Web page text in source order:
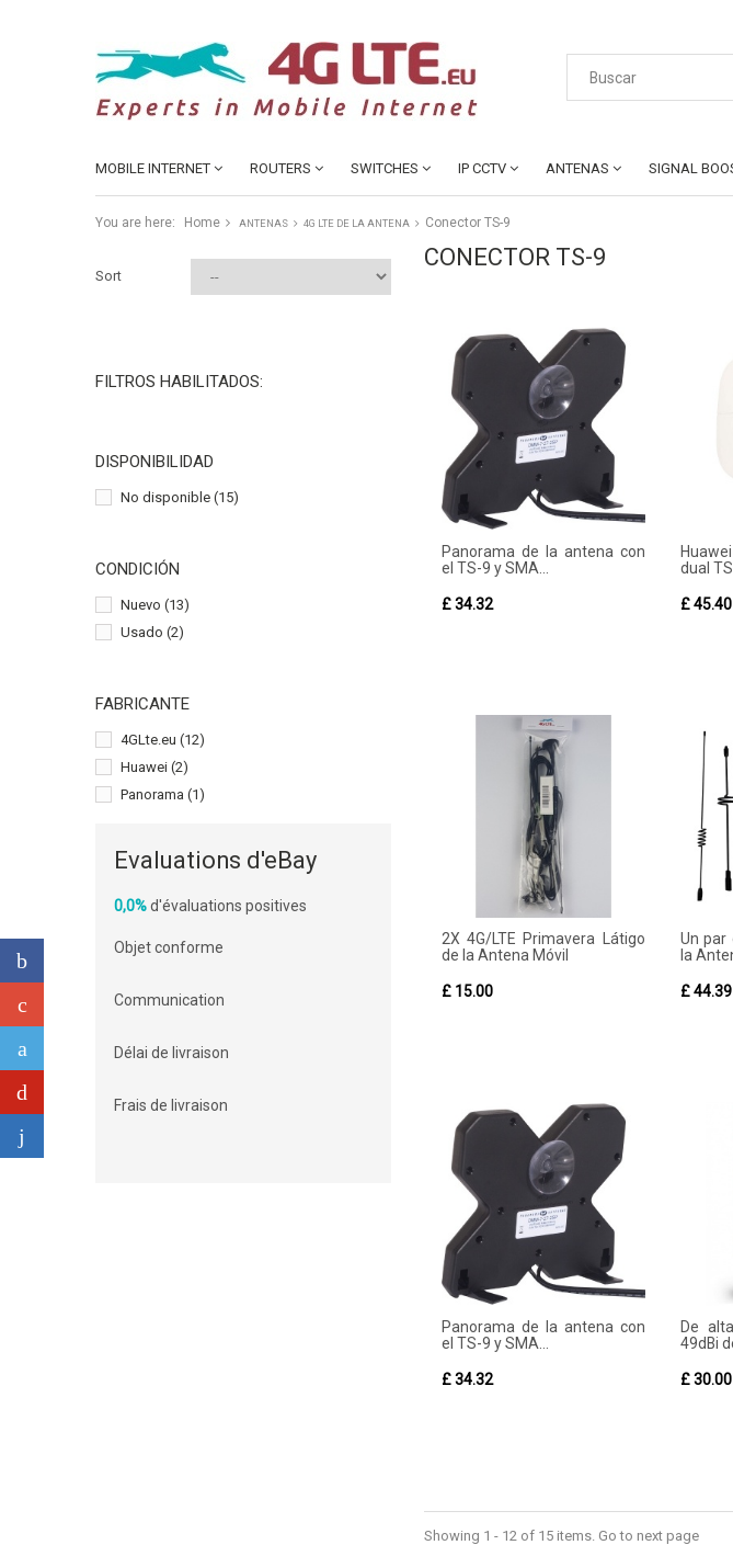
MOBILE INTERNET ROUTERS SWITCHES IP CCTV ANTENAS SIGNAL
You are here: Home ANTENAS 4G LTE DE LA ANTENA Conector TS-9
Sort
FILTROS HABILITADOS:
DISPONIBILIDAD
No disponible (15)
CONDICIÓN
Nuevo (13)
Usado (2)
FABRICANTE
4GLte.eu (12)
Huawei (2)
Panorama (1)
Evaluations d'eBay
0,0%d'évaluations positives
Objet conforme
Communication
Délai de livraison
Frais de livraison
CONECTOR TS-9
Panorama de la antena con
el TS-9 y SMA...
£ 34.32
dual
£ 45.40
2X 4G/LTE Primavera Látigo
de la Antena Móvil
£ 15.00
Un par
la
£ 44.39
Panorama de la antena con
el TS-9 y SMA...
£ 34.32
De
49dBi
£ 30.00
Showing 1 - 12 of 15 items. Go to next page